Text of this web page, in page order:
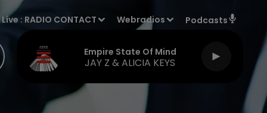
Live : RADIO CONTACT Webradios Podcasts
Empire State Of Mind
JAY Z & ALICIA KEYS